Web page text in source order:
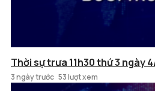
Thời sự trưa 11h30 thứ 3 ngày
3 ngày trước 53 lượt xem